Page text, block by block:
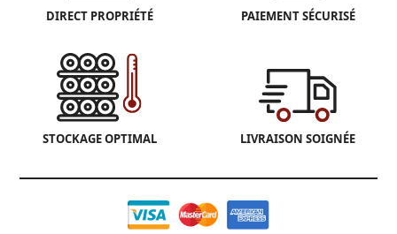
DIRECT PROPRIÉTÉ PAIEMENT SÉCURISÉ
STOCKAGE OPTIMAL LIVRAISON SOIGNÉE